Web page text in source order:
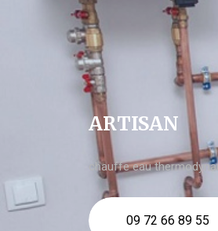
ARTISAN
chauffe eau
09 72 66 89 55